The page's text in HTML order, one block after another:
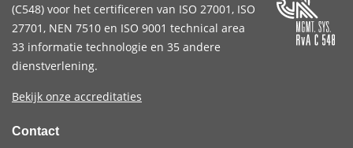
(C548) voor het certificeren van ISO 27001, ISO
27701, NEN 7510 en ISO 9001 technical area
33 informatie technologie en 35 andere
dienstverlening.
Bekijk onze accreditaties
Contact